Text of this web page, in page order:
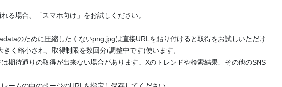
る場合、「スマホ向け」をお試しください。
のために圧縮したくないpng,jpgは直接URLを貼り付けると取得をお試しいただけ
く縮小され、取得制限を数回分(調整中です)使います。
期待通りの取得が出来ない場合があります。Xのトレンドや検索結果、その他のSNS
ームの中のページのURLを指定し保存してください